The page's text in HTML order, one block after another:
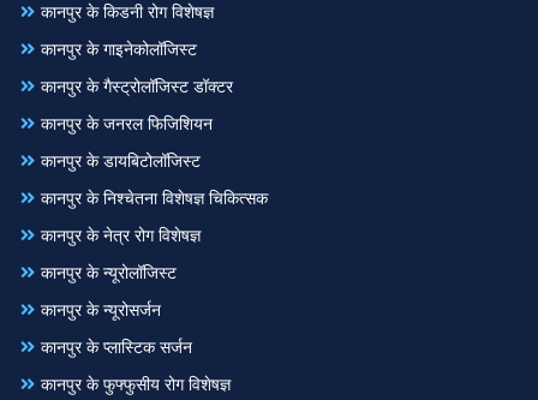
कानपुर के किडनी रोग विशेषज्ञ
कानपुर के गाइनेकोलॉजिस्ट
कानपुर के गैस्ट्रोलॉजिस्ट डॉक्टर
कानपुर के जनरल फिजिशियन
कानपुर के डायबिटोलॉजिस्ट
कानपुर के निश्चेतना विशेषज्ञ चिकित्सक
कानपुर के नेत्र रोग विशेषज्ञ
कानपुर के न्यूरोलॉजिस्ट
कानपुर के न्यूरोसर्जन
कानपुर के प्लास्टिक सर्जन
कानपुर के फुफ्फुसीय रोग विशेषज्ञ